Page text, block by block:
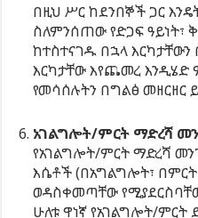
በዚህ ሥር ከደንበኞች ጋር
ስለምንሰጠው የድጋፍ ዓይነት፣
ከተስተናገዱ በኋላ
እርካታቸው እየጨመረ እንዲሄድ
የመሳሰሉትን በግልፅ መዘርዘር
አገልግሎት/ምርት ማድረሻ
የአገልግሎት/ምርት ማድረሻ
እሴቶች (በአግልግሎት፣
ወዳስቀመጣቸው
ሁለቱ ዋነኛ የአገልግሎት/ምርት